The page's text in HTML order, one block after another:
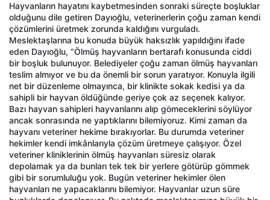
Hayvanların hayatını kaybetmesinden sonraki süreçte boşluklar
olduğunu dile getiren Dayıoğlu, veterinerlerin çoğu zaman kendi
çözümlerini üretmek zorunda kaldığını vurguladı.
Meslektaşlarına bu konuda büyük haksızlık yapıldığını ifade
eden Dayıoğlu, “Ölmüş hayvanların bertarafı konusunda ciddi
bir boşluk bulunuyor. Belediyeler çoğu zaman ölmüş hayvanları
teslim almıyor ve bu da önemli bir sorun yaratıyor. Konuyla ilgili
net bir düzenleme olmayınca, bir klinikte sokak kedisi ya da
sahipli bir hayvan öldüğünde geriye çok az seçenek kalıyor.
Bazı hayvan sahipleri hayvanlarını alıp gömeceklerini söylüyor
ancak sonrasında ne yaptıklarını bilemiyoruz. Kimi zaman da
hayvanı veteriner hekime bırakıyorlar. Bu durumda veteriner
hekimler kendi imkânlarıyla çözüm üretmeye çalışıyor. Özel
veteriner kliniklerinin ölmüş hayvanları süresiz olarak
depolamak ya da bunları tek tek bir yerlere götürüp gömmek
gibi bir sorumluluğu yok. Bugün veteriner hekimler ölen
hayvanları ne yapacaklarını bilemiyor. Hayvanlar uzun süre